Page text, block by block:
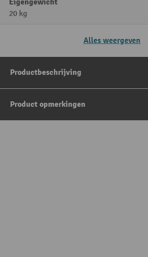
Eigengewicht
20 kg
Alles weergeven
Productbeschrijving
Product opmerkingen